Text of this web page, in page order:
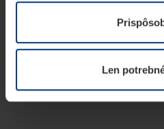
prevádzku tejto stránky. Pre
potrebujeme Vaše povolenie.
kedykoľvek zmeniť alebo
našej webovej stránky.
Len